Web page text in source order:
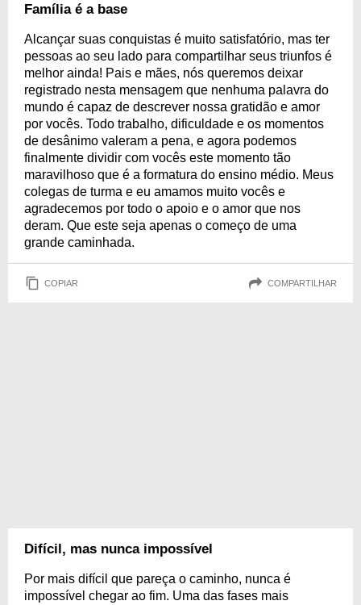
momento será dedicado a eles. Inspire-se em 10 lindos discursos de
Família é a base
Alcançar suas conquistas é muito satisfatório, mas ter
pessoas ao seu lado para compartilhar seus triunfos é
melhor ainda! Pais e mães, nós queremos deixar
registrado nesta mensagem que nenhuma palavra do
mundo é capaz de descrever nossa gratidão e amor
por vocês. Todo trabalho, dificuldade e os momentos
de desânimo valeram a pena, e agora podemos
finalmente dividir com vocês este momento tão
maravilhoso que é a formatura do ensino médio. Meus
colegas de turma e eu amamos muito vocês e
agradecemos por todo o apoio e o amor que nos
deram. Que este seja apenas o começo de uma
grande caminhada.
COPIAR COMPARTILHAR
Difícil, mas nunca impossível
Por mais difícil que pareça o caminho, nunca é
impossível chegar ao fim. Uma das fases mais